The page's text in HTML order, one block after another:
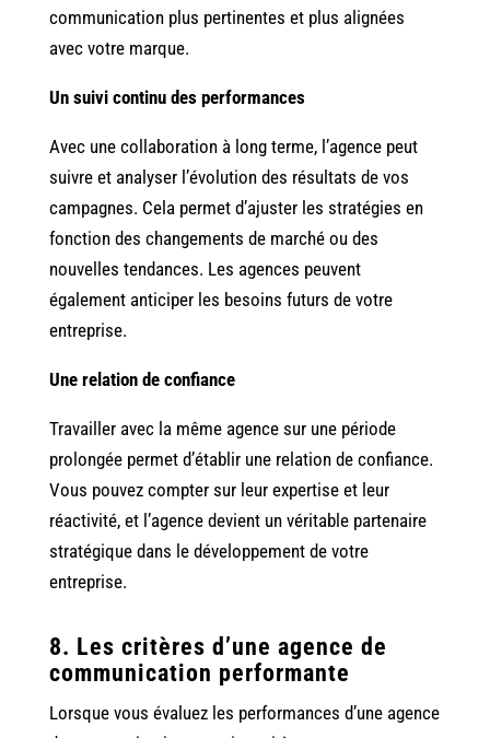
communication plus pertinentes et plus alignées
avec votre marque.
Un suivi continu des performances
Avec une collaboration à long terme, l’agence peut
suivre et analyser l’évolution des résultats de vos
campagnes. Cela permet d’ajuster les stratégies en
fonction des changements de marché ou des
nouvelles tendances. Les agences peuvent
également anticiper les besoins futurs de votre
entreprise.
Une relation de confiance
Travailler avec la même agence sur une période
prolongée permet d’établir une relation de confiance.
Vous pouvez compter sur leur expertise et leur
réactivité, et l’agence devient un véritable partenaire
stratégique dans le développement de votre
entreprise.
8. Les critères d’une agence de
communication performante
Lorsque vous évaluez les performances d’une agence